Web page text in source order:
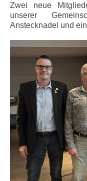
Zwei neue
unserer
Anstecknadel und